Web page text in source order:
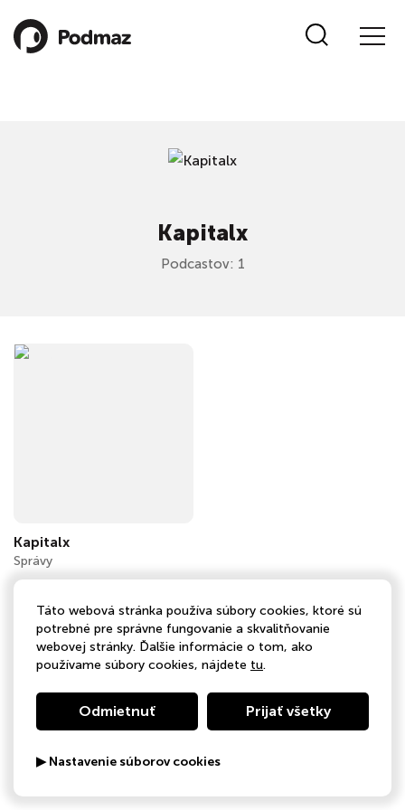
Kapitalx
Podcastov: 1
Kapitalx
Správy
Táto webová stránka používa súbory cookies, ktoré sú
potrebné pre správne fungovanie a skvalitňovanie
webovej stránky. Ďalšie informácie o tom, ako
používame súbory cookies, nájdete tu.
Odmietnuť Prijať všetky
▶ Nastavenie súborov cookies